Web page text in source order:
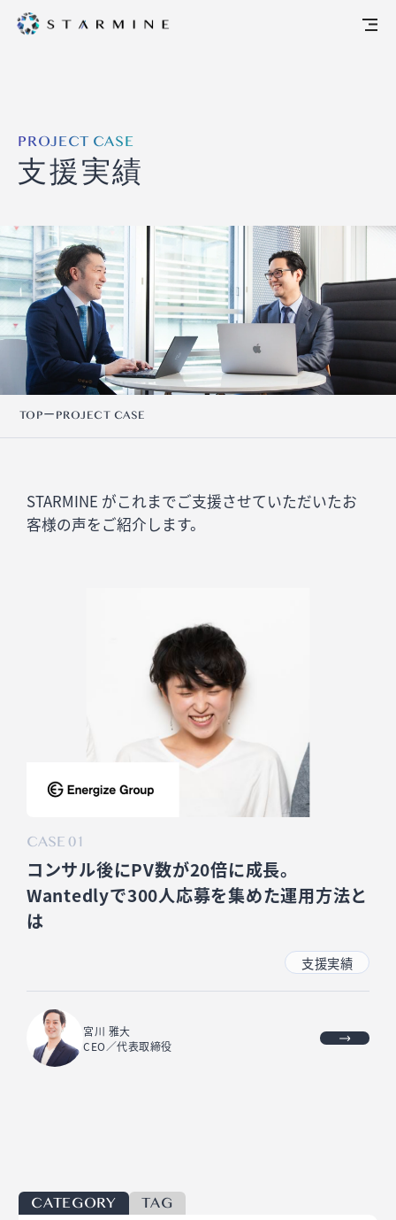
PROJECT CASE
支援実績
TOPーPROJECT CASE
STARMINE がこれまでご支援させていただいたお
客様の声をご紹介します。
CASE 01
コンサル後にPV数が20倍に成長。
Wantedlyで300人応募を集めた運用方法と
は
支援実績
宮川 雅大
CEO／代表取締役
CATEGORY TAG